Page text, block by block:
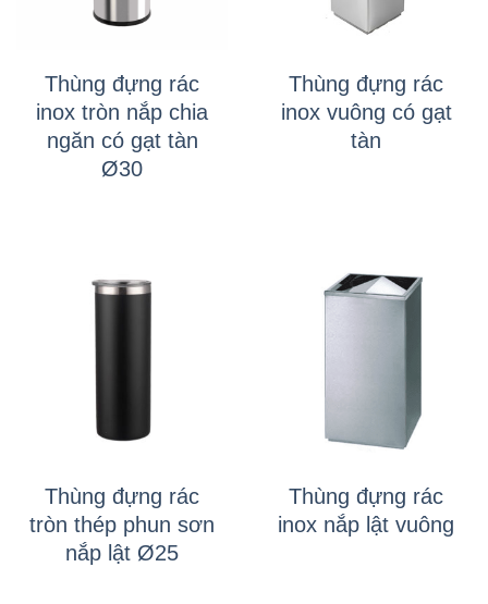
Thùng đựng rác
inox tròn nắp chia
ngăn có gạt tàn
Ø30
Thùng đựng rác
inox vuông có gạt
tàn
Thùng đựng rác
tròn thép phun sơn
nắp lật Ø25
Thùng đựng rác
inox nắp lật vuông